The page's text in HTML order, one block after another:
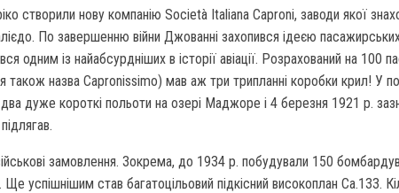
створили нову компанію Società Italiana Caproni, заводи якої
По завершенню війни Джованні захопився ідеєю
одним із найабсурдніших в історії авіації. Розрахований на 100
також назва Capronissimo) мав аж три трипланні коробки крил! У
дуже короткі польоти на озері Маджоре і 4 березня 1921 р.
замовлення. Зокрема, до 1934 р. побудували 150
успішнішим став багатоцільовий підкісний високоплан Ca.133.